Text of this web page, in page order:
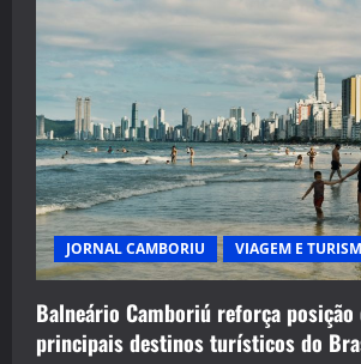
JORNAL CAMBORIU VIAGEM E
Balneário Camboriú reforça
principais destinos turísticos do